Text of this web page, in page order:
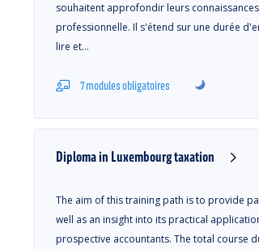
souhaitent approfondir leurs
professionnelle. Il s'étend sur une durée
lire et…
7 modules obligatoires
Diploma in Luxembourg taxation
The aim of this training path is to provide
well as an insight into its practical
prospective accountants. The total course